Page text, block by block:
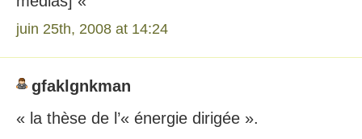
juin 25th, 2008 at 14:24
gfaklgnkman
« la thèse de l’« énergie dirigée ».